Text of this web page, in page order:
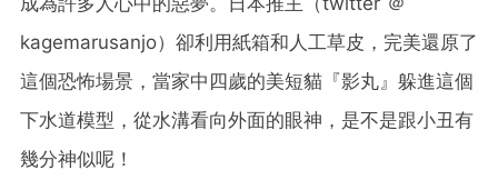
kagemarusanjo）卻利用紙箱和人工草皮，完美還原了
這個恐怖場景，當家中四歲的美短貓『影丸』躲進這個
下水道模型，從水溝看向外面的眼神，是不是跟小丑有
幾分神似呢！